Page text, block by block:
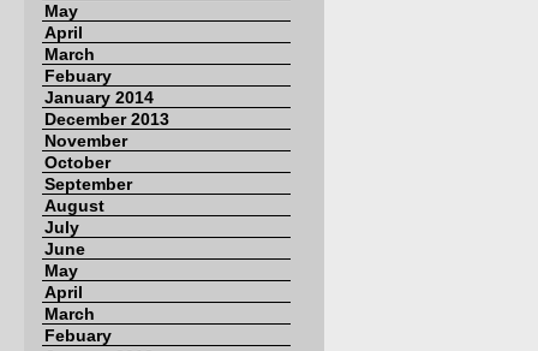
May
April
March
Febuary
January 2014
December 2013
November
October
September
August
July
June
May
April
March
Febuary